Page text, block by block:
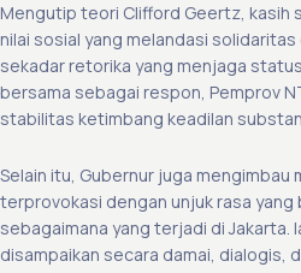
Mengutip teori Clifford Geertz, kasih
nilai sosial yang melandasi
sekadar retorika yang menjaga status
bersama sebagai respon, Pemprov
stabilitas ketimbang keadilan
Selain itu, Gubernur juga
terprovokasi dengan unjuk rasa yang
sebagaimana yang terjadi di Jakarta.
disampaikan secara damai, dialogis,